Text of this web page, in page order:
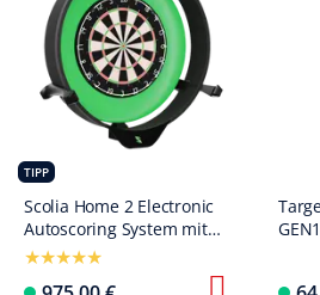
TIPP
Scolia Home 2 Electronic
Autoscoring System mit
Beleuchtungsring 2026